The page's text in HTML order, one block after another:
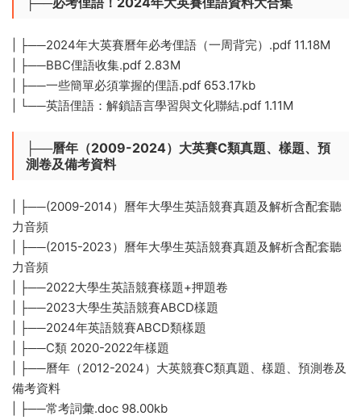
| ├──2024年大英賽曆年必考俚語（一周背完）.pdf 11.18M
| ├──BBC俚語收集.pdf 2.83M
| ├──一些簡單必須掌握的俚語.pdf 653.17kb
| └──英語俚語：解鎖語言學習與文化聯結.pdf 1.11M
├──曆年（2009-2024）大英賽C類真題、樣題、預
測卷及備考資料
| ├──(2009-2014）曆年大學生英語競賽真題及解析含配套聽
力音頻
| ├──(2015-2023）曆年大學生英語競賽真題及解析含配套聽
力音頻
| ├──2022大學生英語競賽樣題+押題卷
| ├──2023大學生英語競賽ABCD樣題
| ├──2024年英語競賽ABCD類樣題
| ├──C類 2020-2022年樣題
| ├──曆年（2012-2024）大英競賽C類真題、樣題、預測卷及
備考資料
| ├──常考詞彙.doc 98.00kb